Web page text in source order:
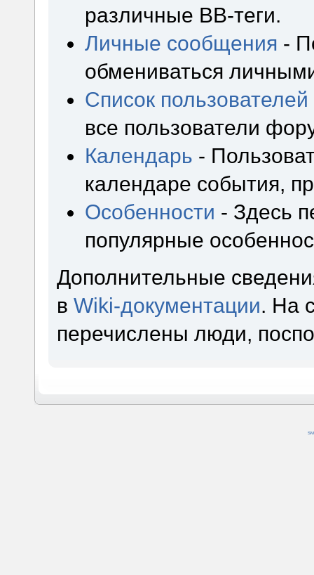
различные BB-теги.
Личные сообщения -
обмениваться
Список пользователей
все пользователи
Календарь -
календаре события,
Особенности - Здесь
популярные
Дополнительные
вWiki-документации. На
перечислены люди,